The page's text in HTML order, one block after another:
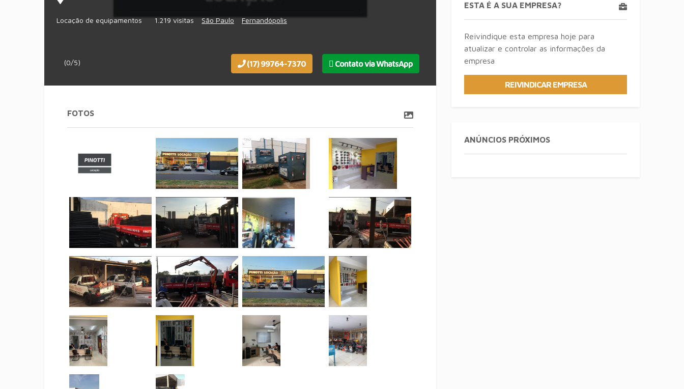
Locação de equipamentos 1.219 visitas São Paulo Fernandópolis
(0/5) (17) 99764-7370 Contato via WhatsApp
FOTOS
ESTA É A SUA EMPRESA?
Reivindique esta empresa hoje para
atualizar e controlar as informações da
empresa
REIVINDICAR EMPRESA
ANÚNCIOS PRÓXIMOS